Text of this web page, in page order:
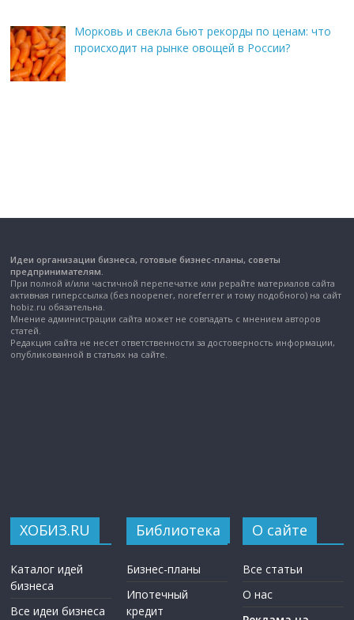
Морковь и свекла бьют рекорды по ценам: что
происходит на рынке овощей в России?
Идеи организации бизнеса, готовые бизнес-планы, советы
предпринимателям.
При полной и/или частичной перепечатке или рерайте материалов сайта
активная гиперссылка (без noopener, noreferrer и тому подобного) на сайт
hobiz.ru обязательна.
Мнение администрации сайта может не совпадать с мнением авторов
статей.
Редакция сайта не несет ответственности за достоверность информации,
опубликованной в статьях на сайте.
ХОБИЗ.RU
Каталог идей
бизнеса
Все идеи бизнеса
Библиотека
Бизнес-планы
Ипотечный
кредит
О сайте
Все статьи
О нас